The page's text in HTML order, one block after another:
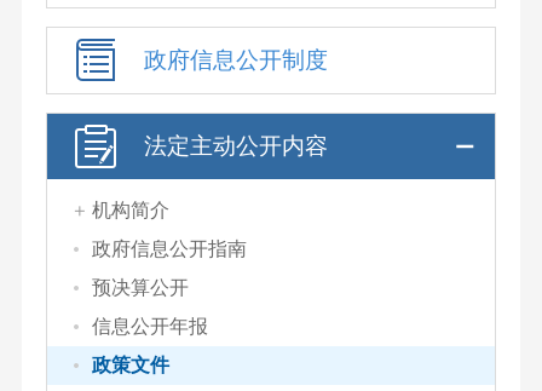
政府信息公开制度
法定主动公开内容
机构简介
政府信息公开指南
预决算公开
信息公开年报
政策文件